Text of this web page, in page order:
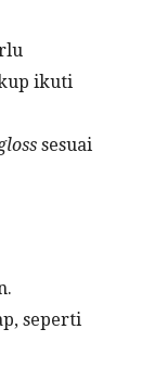
ikuti
sesuai
seperti